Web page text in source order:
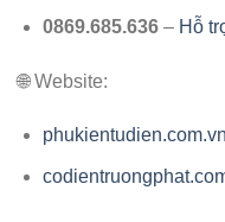
0869.685.636– Hỗ
🌐 Website:
phukientudien.com.vn